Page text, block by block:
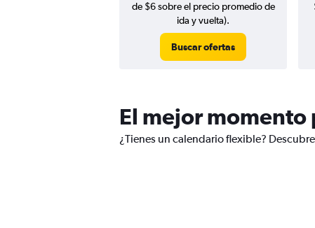
de $6 sobre el precio promedio de
ida y vuelta).
Buscar ofertas
El mejor momento
¿Tienes un calendario flexible?